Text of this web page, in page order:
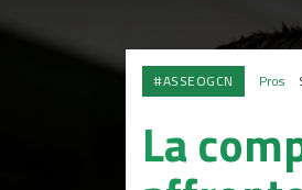
#ASSEOGCN Pros
La